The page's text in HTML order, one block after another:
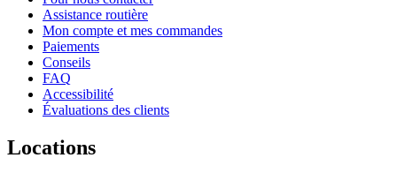
Assistance routière
Mon compte et mes commandes
Paiements
Conseils
FAQ
Accessibilité
Évaluations des clients
Locations